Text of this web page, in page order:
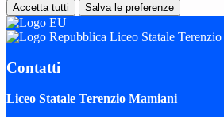
Accetta tutti Salva le preferenze
Liceo Statale
Contatti
Liceo Statale Terenzio Mamiani